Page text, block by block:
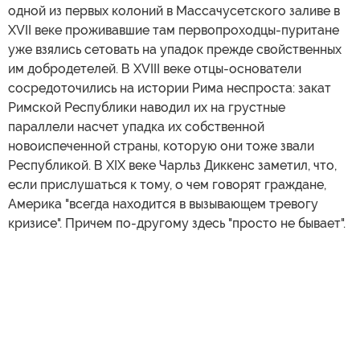
одной из первых колоний в Массачусетского заливе в
XVII веке проживавшие там первопроходцы-пуритане
уже взялись сетовать на упадок прежде свойственных
им добродетелей. В XVIII веке отцы-основатели
сосредоточились на истории Рима неспроста: закат
Римской Республики наводил их на грустные
параллели насчет упадка их собственной
новоиспеченной страны, которую они тоже звали
Республикой. В XIX веке Чарльз Диккенс заметил, что,
если прислушаться к тому, о чем говорят граждане,
Америка "всегда находится в вызывающем тревогу
кризисе". Причем по-другому здесь "просто не бывает".